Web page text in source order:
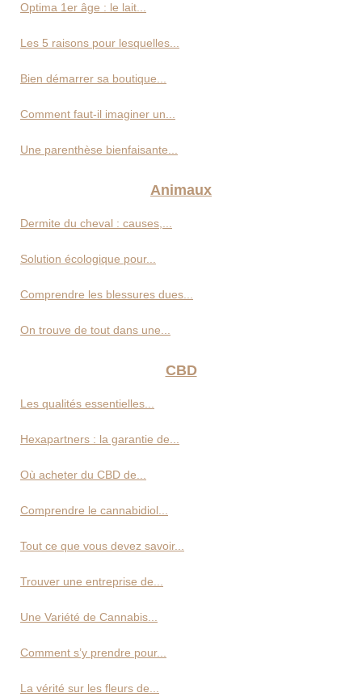
Optima 1er âge : le lait...
Les 5 raisons pour lesquelles...
Bien démarrer sa boutique...
Comment faut-il imaginer un...
Une parenthèse bienfaisante...
Animaux
Dermite du cheval : causes,...
Solution écologique pour...
Comprendre les blessures dues...
On trouve de tout dans une...
CBD
Les qualités essentielles...
Hexapartners : la garantie de...
Où acheter du CBD de...
Comprendre le cannabidiol...
Tout ce que vous devez savoir...
Trouver une entreprise de...
Une Variété de Cannabis...
Comment s’y prendre pour...
La vérité sur les fleurs de...